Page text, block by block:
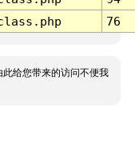
76
给您带来的访问不便我